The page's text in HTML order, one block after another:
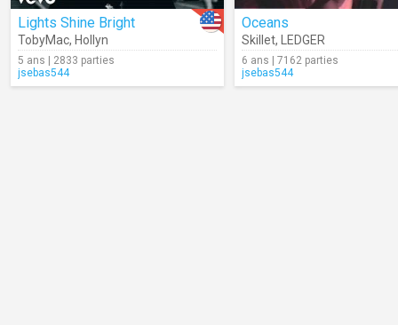
Lights Shine Bright
TobyMac, Hollyn
5 ans | 2833 parties
jsebas544
Oceans
Skillet, LEDGER
6 ans | 7162 parties
jsebas544